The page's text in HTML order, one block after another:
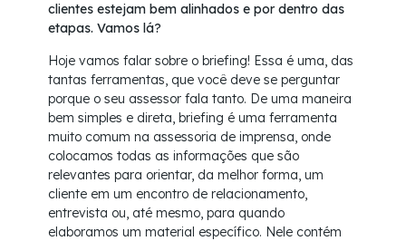
clientes estejam bem alinhados e por dentro das
etapas. Vamos lá?
Hoje vamos falar sobre o briefing! Essa é uma, das
tantas ferramentas, que você deve se perguntar
porque o seu assessor fala tanto. De uma maneira
bem simples e direta, briefing é uma ferramenta
muito comum na assessoria de imprensa, onde
colocamos todas as informações que são
relevantes para orientar, da melhor forma, um
cliente em um encontro de relacionamento,
entrevista ou, até mesmo, para quando
elaboramos um material específico. Nele contém